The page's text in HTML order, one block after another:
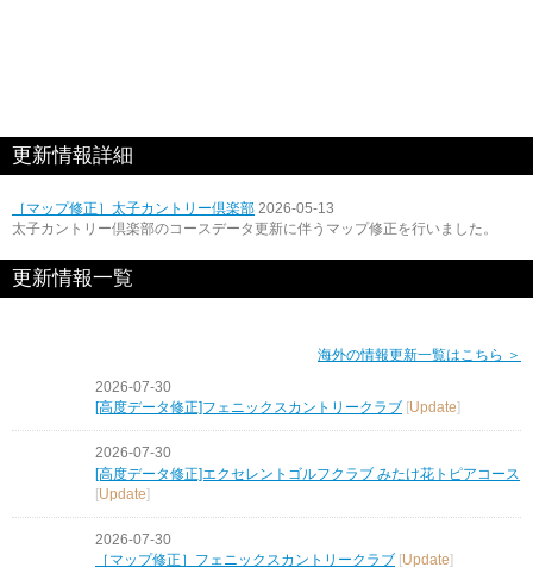
更新情報詳細
［マップ修正］太子カントリー倶楽部 2026-05-13
太子カントリー倶楽部のコースデータ更新に伴うマップ修正を行いました。
更新情報一覧
海外の情報更新一覧はこちら ＞
2026-07-30
[高度データ修正]フェニックスカントリークラブ
Update
2026-07-30
[高度データ修正]エクセレントゴルフクラブ みたけ花トピアコース
[Update]
2026-07-30
［マップ修正］フェニックスカントリークラブ [Update]